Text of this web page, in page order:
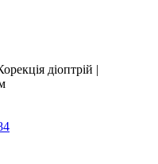
діоптрій |